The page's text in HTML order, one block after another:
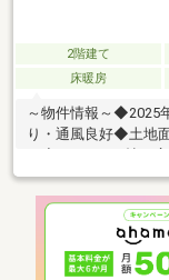
2階建て
床暖房
～物件情報～◆2025
り・通風良好◆土地
宿ライン・横浜市営
「下倉田中央」バス